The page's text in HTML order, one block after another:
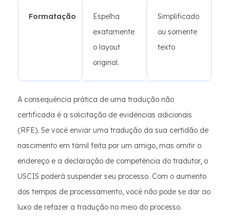
Formatação
Espelha
exatamente
o layout
original.
Simplificado
ou somente
texto
A consequência prática de uma tradução não
certificada é a solicitação de evidências adicionais
(RFE). Se você enviar uma tradução da sua certidão de
nascimento em tâmil feita por um amigo, mas omitir o
endereço e a declaração de competência do tradutor, o
USCIS poderá suspender seu processo. Com o aumento
dos tempos de processamento, você não pode se dar ao
luxo de refazer a tradução no meio do processo.